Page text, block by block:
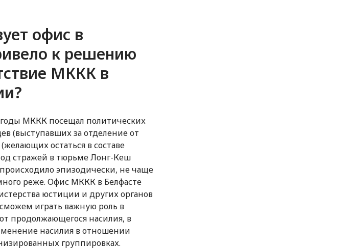
офис в
к решению
МККК в
годы МККК посещал политических
(выступавших за отделение от
остаться в составе
стражей в тюрьме Лонг-Кеш
эпизодически, не чаще
реже. Офис МККК в Белфасте
юстиции и других органов
играть важную роль в
продолжающегося насилия, в
насилия в отношении
группировках.